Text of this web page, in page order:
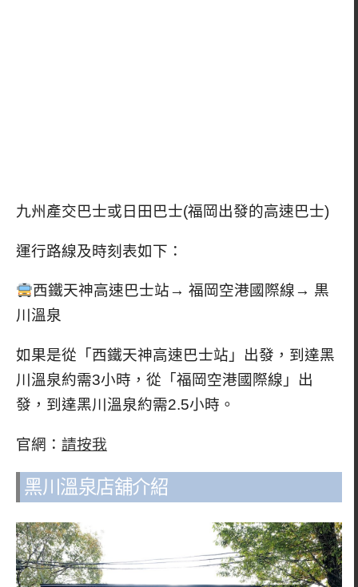
九州產交巴士或 日田巴士(福岡出發的高速巴士)
運行路線及時刻表如下：
西鐵天神高速巴士站→ 福岡空港國際線→ 黒
川溫泉
如果是從「西鐵天神高速巴士站」出發，到達黑
川溫泉約需3小時，從「福岡空港國際線」出
發，到達黑川溫泉約需2.5小時。
官網： 請按我
黑川溫泉店舖介紹